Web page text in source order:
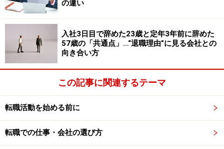
の違い
入社3日目で辞めた23歳と定年3年前に辞めた
57歳の「共通点」…“退職理由”に見る会社との
向き合い方
この記事に関連するテーマ
転職活動を始める前に
転職での仕事・会社の選び方